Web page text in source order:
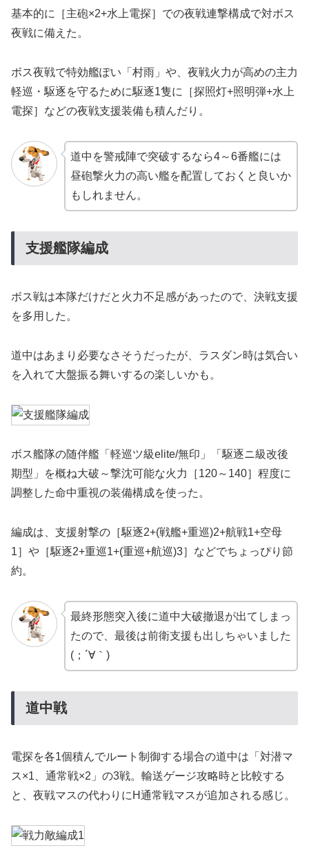
基本的に［主砲×2+水上電探］での夜戦連撃構成で対ボス
夜戦に備えた。
ボス夜戦で特効艦ぽい「村雨」や、夜戦火力が高めの主力
軽巡・駆逐を守るために駆逐1隻に［探照灯+照明弾+水上
電探］などの夜戦支援装備も積んだり。
道中を警戒陣で突破するなら4～6番艦には
昼砲撃火力の高い艦を配置しておくと良いか
もしれません。
支援艦隊編成
ボス戦は本隊だけだと火力不足感があったので、決戦支援
を多用した。
道中はあまり必要なさそうだったが、ラスダン時は気合い
を入れて大盤振る舞いするの楽しいかも。
ボス艦隊の随伴艦「軽巡ツ級elite/無印」「駆逐ニ級改後
期型」を概ね大破～撃沈可能な火力［120～140］程度に
調整した命中重視の装備構成を使った。
編成は、支援射撃の［駆逐2+(戦艦+重巡)2+航戦1+空母
1］や［駆逐2+重巡1+(重巡+航巡)3］などでちょっぴり節
約。
最終形態突入後に道中大破撤退が出てしまっ
たので、最後は前衛支援も出しちゃいました
(；´∀｀)
道中戦
電探を各1個積んでルート制御する場合の道中は「対潜マ
ス×1、通常戦×2」の3戦。輸送ゲージ攻略時と比較する
と、夜戦マスの代わりにH通常戦マスが追加される感じ。